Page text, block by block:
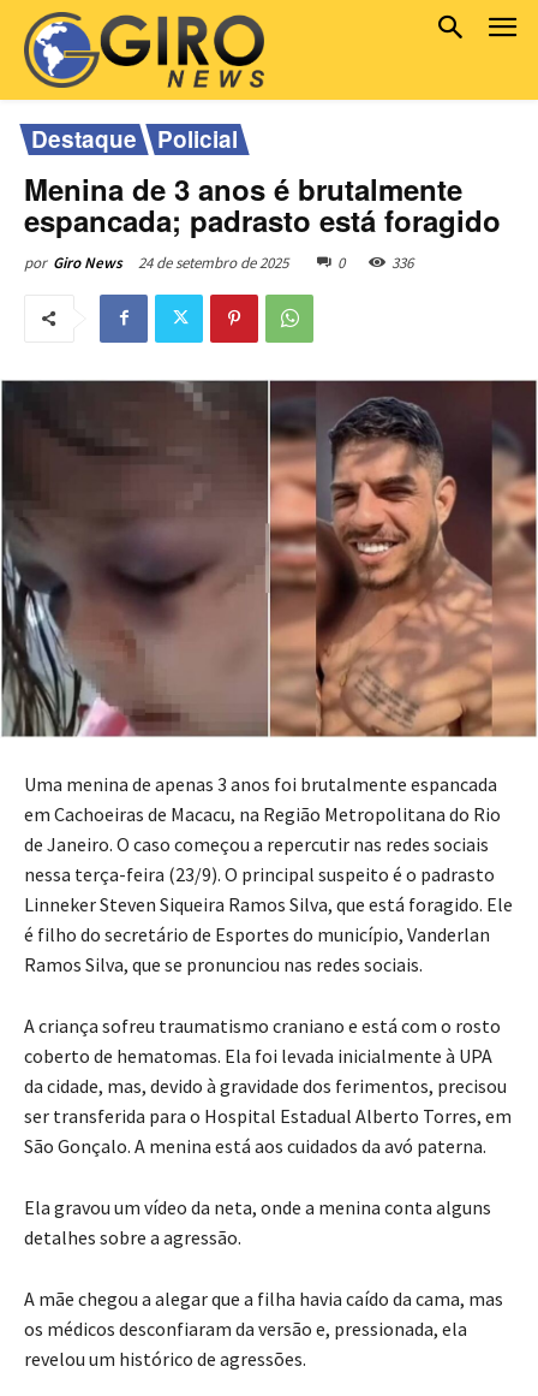
Destaque Policial
Menina de 3 anos é brutalmente
espancada; padrasto está foragido
por Giro News 24 de setembro de 2025 0 336
Uma menina de apenas 3 anos foi brutalmente espancada
em Cachoeiras de Macacu, na Região Metropolitana do Rio
de Janeiro. O caso começou a repercutir nas redes sociais
nessa terça-feira (23/9). O principal suspeito é o padrasto
Linneker Steven Siqueira Ramos Silva, que está foragido. Ele
é filho do secretário de Esportes do município, Vanderlan
Ramos Silva, que se pronunciou nas redes sociais.
A criança sofreu traumatismo craniano e está com o rosto
coberto de hematomas. Ela foi levada inicialmente à UPA
da cidade, mas, devido à gravidade dos ferimentos, precisou
ser transferida para o Hospital Estadual Alberto Torres, em
São Gonçalo. A menina está aos cuidados da avó paterna.
Ela gravou um vídeo da neta, onde a menina conta alguns
detalhes sobre a agressão.
A mãe chegou a alegar que a filha havia caído da cama, mas
os médicos desconfiaram da versão e, pressionada, ela
revelou um histórico de agressões.